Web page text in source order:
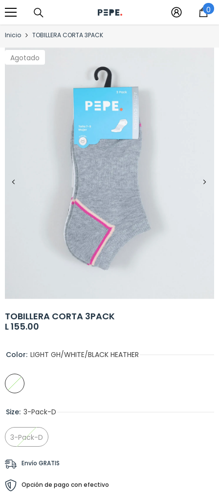
Saltar al contenido 0 0
Inicio TOBILLERA CORTA 3PACK
Agotado
TOBILLERA CORTA 3PACK
L 155.00
Color: LIGHT GH/WHITE/BLACK HEATHER
Size: 3-Pack-D
3-Pack-D
Envío GRATIS
Opción de pago con efectivo